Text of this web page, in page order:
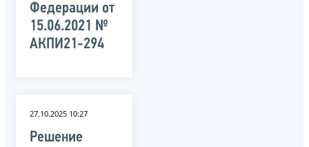
Федерации от
15.06.2021 №
АКПИ21-294
27.10.2025 10:27
Решение